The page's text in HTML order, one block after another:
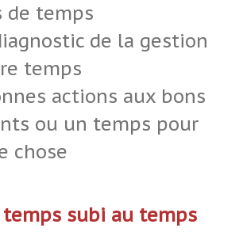
de temps
de la gestion
temps
actions aux bons
ou un temps pour
chose
temps subi au temps